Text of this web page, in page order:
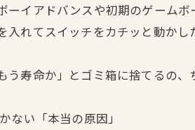
ーイアドバンスや初期のゲームボ
入れてスイッチをカチッと動か
う寿命か」とゴミ箱に捨てるの、
ない「本当の原因」